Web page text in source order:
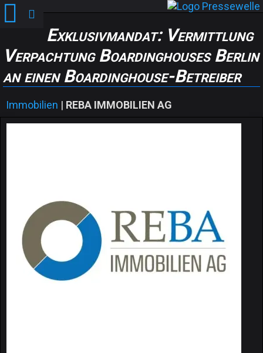
Exklusivmandat: Vermittlung
Verpachtung Boardinghouses Berlin
an einen Boardinghouse-Betreiber
Immobilien | REBA IMMOBILIEN AG